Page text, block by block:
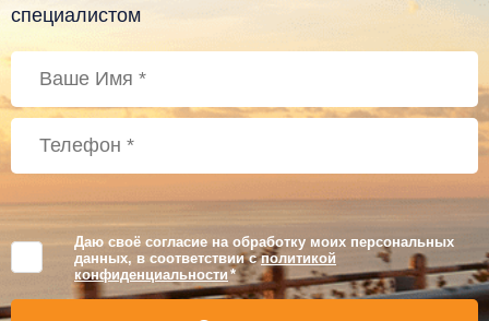
специалистом
Даю своё согласие на обработку моих персональных
данных, в соответствии сполитикой
конфиденциальности *